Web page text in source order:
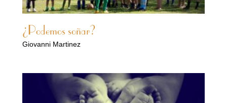
¿Podemos soñar?
Giovanni Martinez